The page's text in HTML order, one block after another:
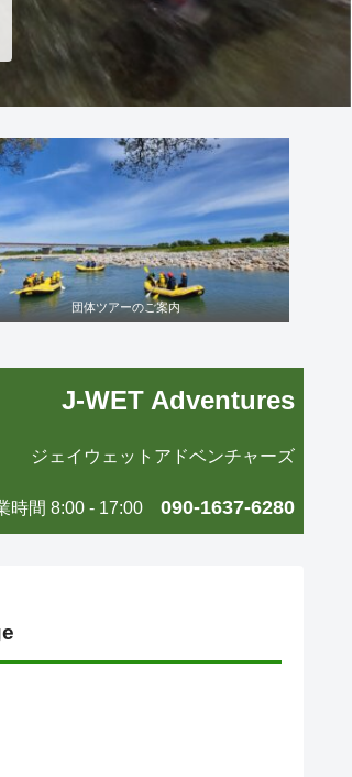
団体ツアーのご案内
J-WET Adventures
ジェイウェットアドベンチャーズ
時間 8:00 - 17:00 090-1637-6280